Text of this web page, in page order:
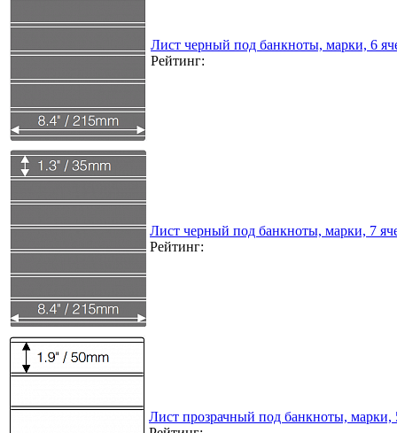
Лист черный под банкноты, марки, 6
Рейтинг:
Лист черный под банкноты, марки, 7
Рейтинг:
Лист прозрачный под банкноты,